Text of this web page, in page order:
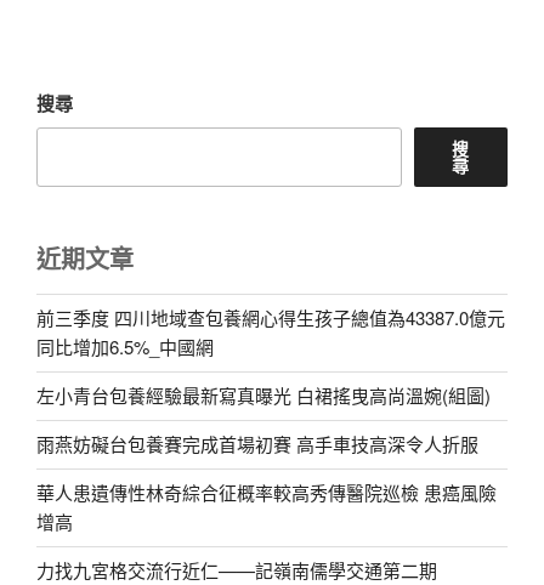
搜尋
搜
尋
近期文章
前三季度 四川地域查包養網心得生孩子總值為43387.0億元
同比增加6.5%_中國網
左小青台包養經驗最新寫真曝光 白裙搖曳高尚溫婉(組圖)
雨燕妨礙台包養賽完成首場初賽 高手車技高深令人折服
華人患遺傳性林奇綜合征概率較高秀傳醫院巡檢 患癌風險
增高
力找九宮格交流行近仁——記嶺南儒學交通第二期